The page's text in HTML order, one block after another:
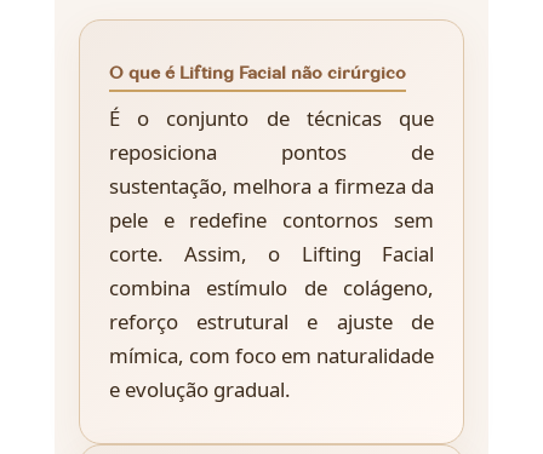
O que é Lifting Facial não cirúrgico
É o conjunto de técnicas que
reposiciona pontos de
sustentação, melhora a firmeza da
pele e redefine contornos sem
corte. Assim, o Lifting Facial
combina estímulo de colágeno,
reforço estrutural e ajuste de
mímica, com foco em naturalidade
e evolução gradual.